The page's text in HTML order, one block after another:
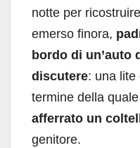
notte per
emerso finora,
bordo di un’auto
discutere: una lite
termine della
afferrato un
genitore.